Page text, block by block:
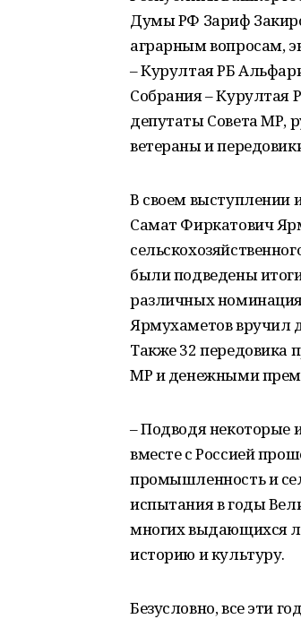
Думы РФ Зариф
аграрным вопросам,
– Курултая РБ
Собрания – Курултая
депутаты Совета МР,
ветераны и
В своем выступлении
Самат Фиркатович
были подведены
различных
Ярмухаметов вручил
Также 32
МР и денежными
– Подводя некоторые
вместе с Россией
промышленность и
испытания в годы
многих выдающихся
историю и культуру.
Безусловно, все эти